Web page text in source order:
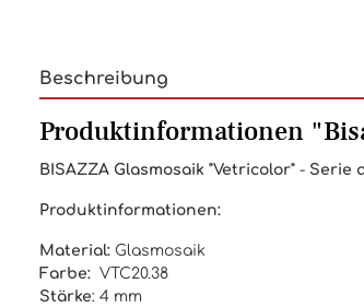
Beschreibung
Produktinformationen
BISAZZA Glasmosaik "Vetricolor" - Serie
Produktinformationen:
Material: Glasmosaik
Farbe: VTC20.38
Stärke: 4 mm